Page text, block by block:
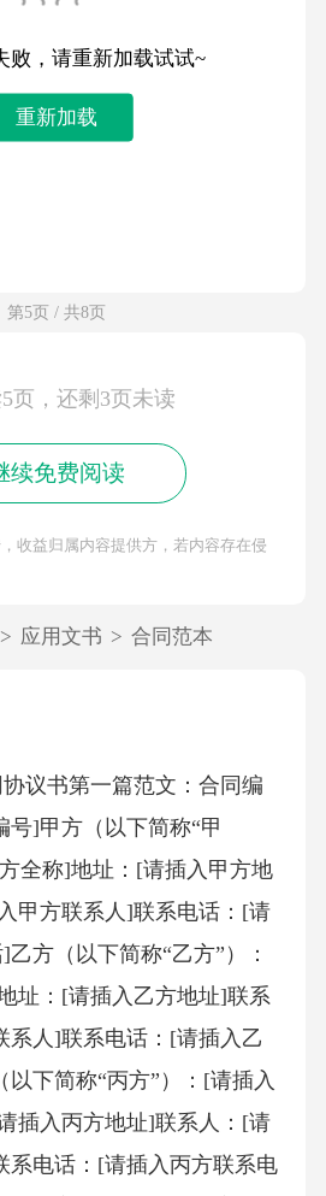
败，请重新加载试试~
重新加载
第5页 / 共8页
页，还剩3页未读
续免费阅读
收益归属内容提供方，若内容存在侵
> 应用文书 > 合同范本
议书第一篇范文：合同编
]甲方（以下简称“甲
全称]地址：[请插入甲方地
甲方联系人]联系电话：[请
方（以下简称“乙方”）：
址：[请插入乙方地址]联系
系人]联系电话：[请插入乙
下简称“丙方”）：[请插入
插入丙方地址]联系人：[请
系电话：[请插入丙方联系电